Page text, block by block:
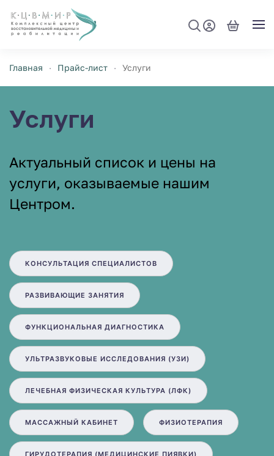
Перейти к содержимому
Главная Прайс-лист Услуги
Услуги
Актуальный список и цены на
услуги, оказываемые нашим
Центром.
КОНСУЛЬТАЦИЯ СПЕЦИАЛИСТОВ
РАЗВИВАЮЩИЕ ЗАНЯТИЯ
ФУНКЦИОНАЛЬНАЯ ДИАГНОСТИКА
УЛЬТРАЗВУКОВЫЕ ИССЛЕДОВАНИЯ (УЗИ)
ЛЕЧЕБНАЯ ФИЗИЧЕСКАЯ КУЛЬТУРА (ЛФК)
МАССАЖНЫЙ КАБИНЕТ ФИЗИОТЕРАПИЯ
ГИРУДОТЕРАПИЯ (МЕДИЦИНСКИЕ ПИЯВКИ)